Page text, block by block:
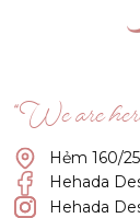
“We are
Hẻm 160/
Hehada
Hehada